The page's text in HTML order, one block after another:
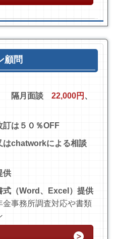
ン顧問
隔月面談 22,000円 、
訂は５０％OFF
はchatworkによる相談
供
式（Word、Excel）提供
事務所調査対応や書類